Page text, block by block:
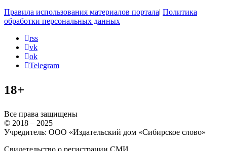
Правила использования материалов портала| Политика
обработки персональных данных
rss
vk
ok
Telegram
18+
Все права защищены
© 2018 – 2025
Учредитель: ООО «Издательский дом «Сибирское слово»